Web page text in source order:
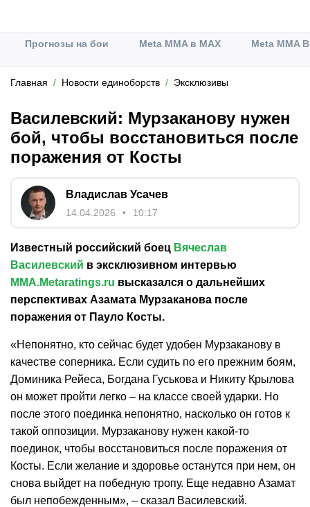
Прогнозы на бои Meta MMA в MAX Meta MMA
Главная Новости единоборств Эксклюзивы
Василевский: Мурзаканову нужен
бой, чтобы восстановиться после
поражения от Косты
Владислав Усачев
14.04.2026 10:17
Известный российский боец Вячеслав
Василевский в эксклюзивном интервью
MMA.Metaratings.ru высказался о дальнейших
перспективах Азамата Мурзаканова после
поражения от Пауло Косты.
«Непонятно, кто сейчас будет удобен Мурзаканову в
качестве соперника. Если судить по его прежним боям,
Доминика Рейеса, Богдана Гуськова и Никиту Крылова
он может пройти легко – на классе своей ударки. Но
после этого поединка непонятно, насколько он готов к
такой оппозиции. Мурзаканову нужен какой-то
поединок, чтобы восстановиться после поражения от
Косты. Если желание и здоровье останутся при нем, он
снова выйдет на победную тропу. Еще недавно Азамат
был непобежденным», – сказал Василевский.